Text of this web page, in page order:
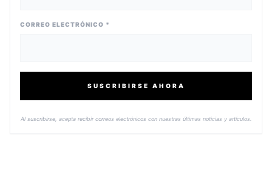
CORREO ELECTRÓNICO *
SUSCRIBIRSE AHORA
Al suscribirse, acepta recibir correos electrónicos con nuestras últimas noticias y artículos.